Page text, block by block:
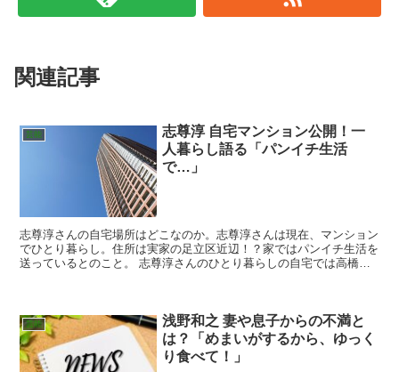
関連記事
芸能
志尊淳 自宅マンション公開！一
人暮らし語る「パンイチ生活
で…」
志尊淳さんの自宅場所はどこなのか。志尊淳さんは現在、マンション
でひとり暮らし。住所は実家の足立区近辺！？家ではパンイチ生活を
送っているとのこと。 志尊淳さんのひとり暮らしの自宅では高橋文
芸能
浅野和之 妻や息子からの不満と
は？「めまいがするから、ゆっく
り食べて！」